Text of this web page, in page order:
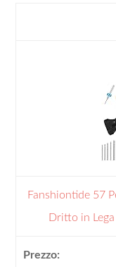
Fanshiontide 57
Dritto in